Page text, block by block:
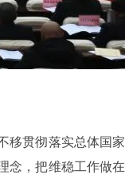
移贯彻落实总体国家
念，把维稳工作做在